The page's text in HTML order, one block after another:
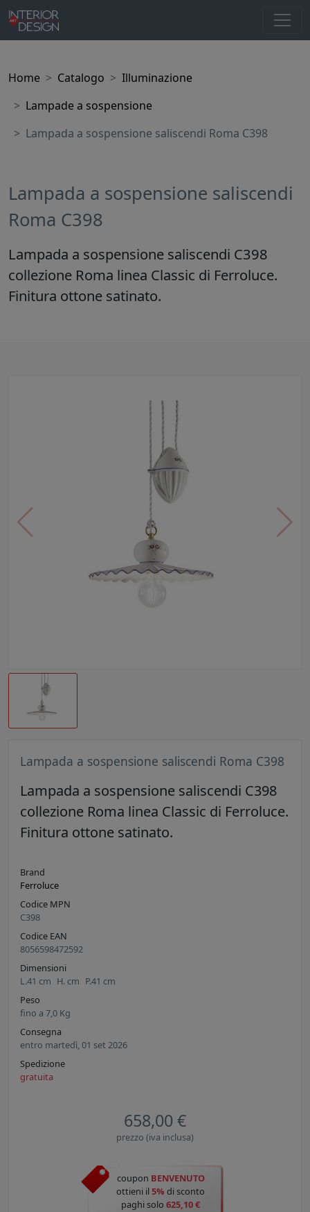
Home Catalogo
Illuminazione
Lampade a sospensione
Lampada a sospensione saliscendi Roma C398
Lampada a sospensione saliscendi
Roma C398
Lampada a sospensione saliscendi C398
collezione Roma linea Classic di Ferroluce.
Finitura ottone satinato.
Lampada a sospensione saliscendi Roma C398
Lampada a sospensione saliscendi C398
collezione Roma linea Classic di Ferroluce.
Finitura ottone satinato.
Brand
Ferroluce
Codice MPN
C398
Codice EAN
8056598472592
Dimensioni
L.41 cm H. cm P.41 cm
Peso
fino a 7,0 Kg
Consegna
entro martedì, 01 set 2026
Spedizione
gratuita
658,00 €
prezzo (iva inclusa)
coupon BENVENUTO
ottieni il5% di sconto
paghi solo 625,10 €